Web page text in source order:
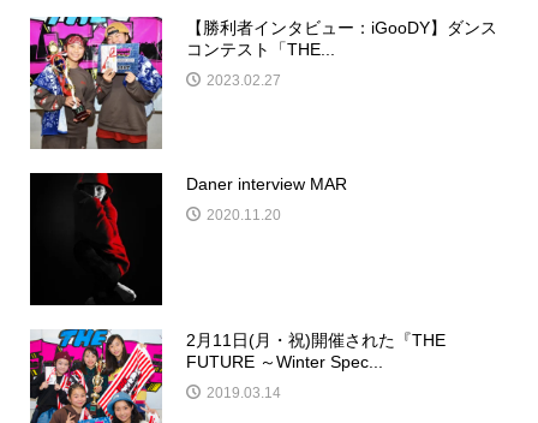
【勝利者インタビュー：iGooDY】ダンス
コンテスト「THE...
2023.02.27
Daner interview MAR
2020.11.20
2月11日(月・祝)開催された『THE
FUTURE ～Winter Spec...
2019.03.14